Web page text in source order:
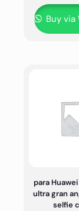
Buy
para
ultra gran
selfie